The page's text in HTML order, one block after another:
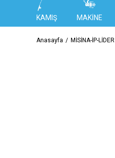
KAMIŞ MAKİNE
Anasayfa MİSİNA-İP-LİDER